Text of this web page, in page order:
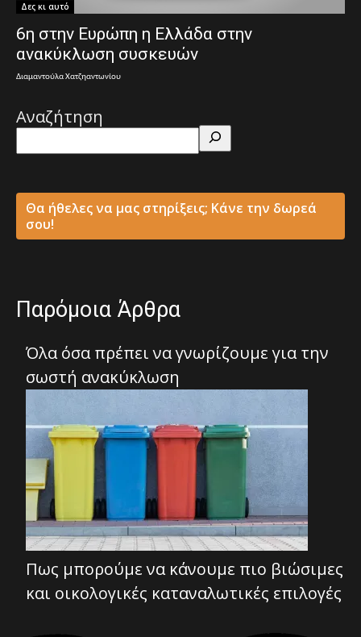
Δες κι αυτό
6η στην Ευρώπη η Ελλάδα στην
ανακύκλωση συσκευών
Διαμαντούλα Χατζηαντωνίου
Αναζήτηση
Θα ήθελες να μας στηρίξεις; Κάνε την δωρεά
σου!
Παρόμοια Άρθρα
Όλα όσα πρέπει να γνωρίζουμε για την
σωστή ανακύκλωση
Πως μπορούμε να κάνουμε πιο βιώσιμες
και οικολογικές καταναλωτικές επιλογές